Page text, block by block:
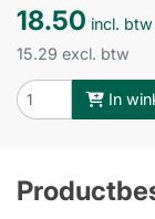
18.50 incl. btw
15.29 excl. btw
In